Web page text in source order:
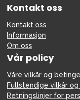
Kontakt oss
Kontakt oss
Informasjon
Om oss
Vår policy
Våre vilkår og
Fullstendige vilkår
Retningslinjer for